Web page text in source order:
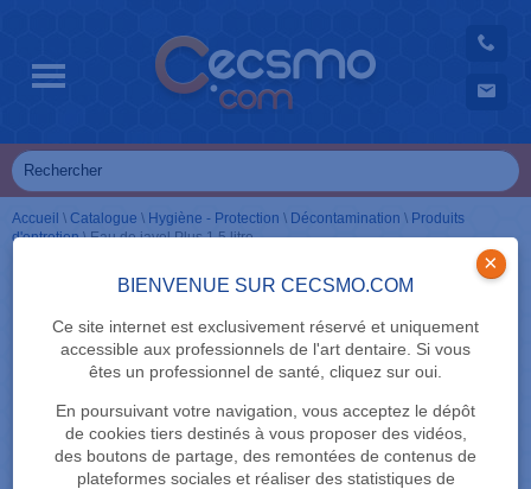
BIENVENUE SUR CECSMO.COM
Ce site internet est exclusivement réservé et uniquement
accessible aux professionnels de l'art dentaire. Si vous
êtes un professionnel de santé, cliquez sur oui.
En poursuivant votre navigation, vous acceptez le dépôt
de cookies tiers destinés à vous proposer des vidéos,
des boutons de partage, des remontées de contenus de
plateformes sociales et réaliser des statistiques de
×
Accueil \ Catalogue \ Hygiène - Protection \ Décontamination \ Produits
d'entretien\Eau de javel Plus 1,5 litre